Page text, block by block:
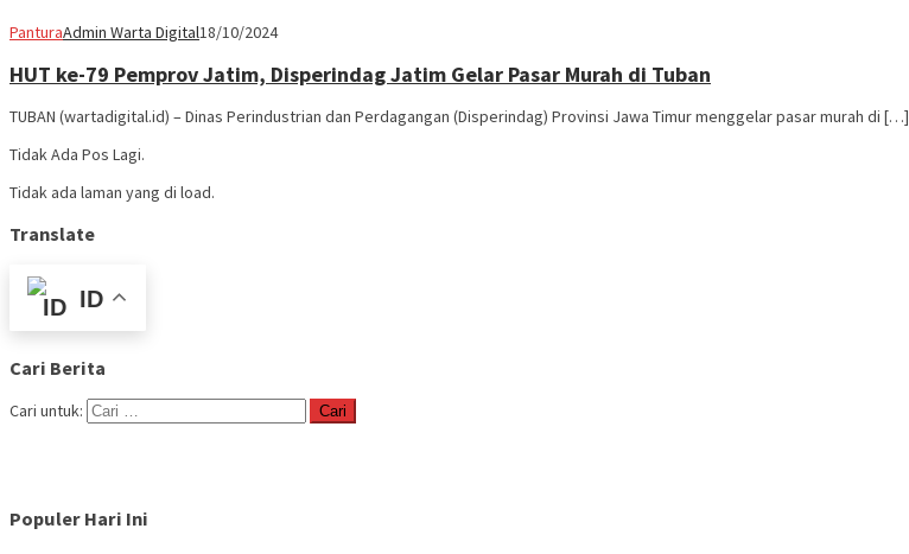
PanturaAdmin Warta Digital18/10/2024
HUT ke-79 Pemprov Jatim, Disperindag Jatim Gelar Pasar Murah di Tuban
TUBAN (wartadigital.id) – Dinas Perindustrian dan Perdagangan (Disperindag) Provinsi Jawa Timur menggelar pasar murah di […]
Tidak Ada Pos Lagi.
Tidak ada laman yang di load.
Translate
ID
Cari Berita
Cari untuk:
Populer Hari Ini